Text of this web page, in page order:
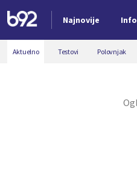
Najnovije Info
Nova vest
Aktuelno Testovi Polovnjak